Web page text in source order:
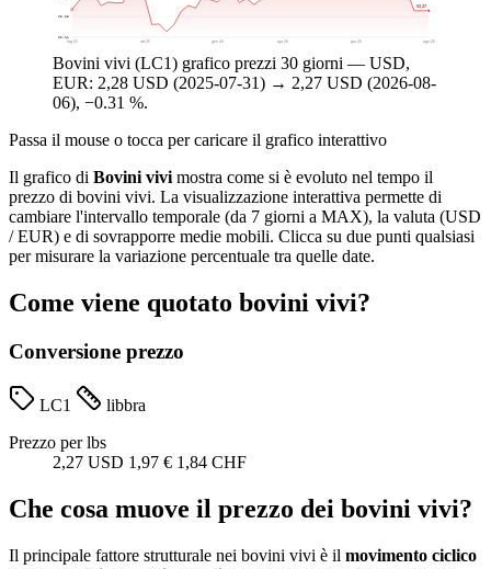
$2,11
$2,23
lug 25 ott 25 gen 26 apr 26 giu 26 ago 26
$2,27
Bovini vivi (LC1) grafico prezzi 30 giorni — USD,
EUR: 2,28 USD (2025-07-31) → 2,27 USD (2026-08-
06), −0.31 %.
Passa il mouse o tocca per caricare il grafico interattivo
Il grafico di Bovini vivimostra come si è evoluto nel tempo il
prezzo di bovini vivi. La visualizzazione interattiva permette di
cambiare l'intervallo temporale (da 7 giorni a MAX), la valuta (USD
/ EUR) e di sovrapporre medie mobili. Clicca su due punti qualsiasi
per misurare la variazione percentuale tra quelle date.
Come viene quotato bovini vivi?
Conversione prezzo
LC1
libbra
Prezzo per lbs
2,27 USD 1,97 € 1,84 CHF
Che cosa muove il prezzo dei bovini vivi?
Il principale fattore strutturale nei bovini vivi è il movimento ciclico